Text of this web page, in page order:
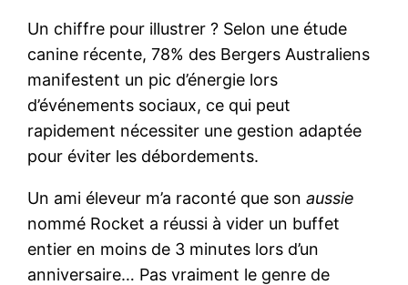
Un chiffre pour illustrer ? Selon une étude
canine récente, 78% des Bergers Australiens
manifestent un pic d’énergie lors
d’événements sociaux, ce qui peut
rapidement nécessiter une gestion adaptée
pour éviter les débordements.
Un ami éleveur m’a raconté que sonaussie
nommé Rocket a réussi à vider un buffet
entier en moins de 3 minutes lors d’un
anniversaire… Pas vraiment le genre de